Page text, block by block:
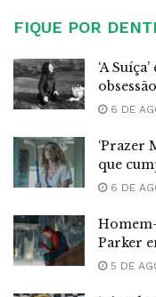
FIQUE POR
‘A
6 DE
‘Prazer
que
6 DE
Parker
5 DE